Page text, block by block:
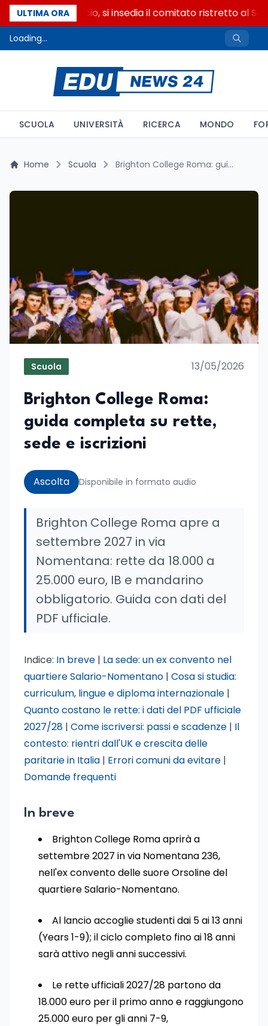
ULTIMA ORA
Riforma del calcio, si insedia il comitato ristretto al
Loading...
SCUOLA UNIVERSITÀ RICERCA MONDO
Home Scuola Brighton College Roma: guida completa su rette, sede e iscrizioni
Scuola 13/05/2026
Brighton College Roma:
guida completa su rette,
sede e iscrizioni
Ascolta Disponibile in formato audio
Brighton College Roma apre a
settembre 2027 in via
Nomentana: rette da 18.000 a
25.000 euro, IB e mandarino
obbligatorio. Guida con dati del
PDF ufficiale.
Indice: In breve | La sede: un ex convento nel
quartiere Salario-Nomentano | Cosa si studia:
curriculum, lingue e diploma internazionale |
Quanto costano le rette: i dati del PDF ufficiale
2027/28 | Come iscriversi: passi e scadenze | Il
contesto: rientri dall'UK e crescita delle
paritarie in Italia | Errori comuni da evitare |
Domande frequenti
In breve
Brighton College Roma aprirà a
settembre 2027 in via Nomentana 236,
nell'ex convento delle suore Orsoline del
quartiere Salario-Nomentano.
Al lancio accoglie studenti dai 5 ai 13 anni
(Years 1-9); il ciclo completo fino ai 18 anni
sarà attivo negli anni successivi.
Le rette ufficiali 2027/28 partono da
18.000 euro per il primo anno e raggiungono
25.000 euro per gli anni 7-9,